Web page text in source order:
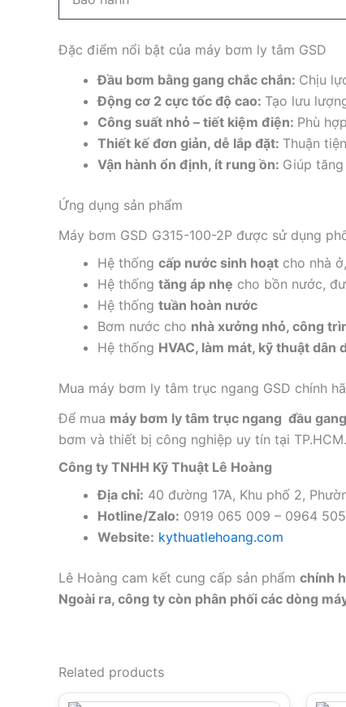
Đặc điểm nổi bật của máy bơm ly tâm GSD
Đầu bơm bằng gang chắc chắn: Chịu
Động cơ 2 cực tốc độ cao: Tạo lưu
Công suất nhỏ – tiết kiệm điện: Phù
Thiết kế đơn giản, dễ lắp đặt: Thuận
Vận hành ổn định, ít rung ồn: Giúp
Ứng dụng sản phẩm
Máy bơm GSD G315-100-2P được sử dụng
Hệ thống cấp nước sinh hoạt cho nhà
Hệ thống tăng áp nhẹ cho bồn nước,
Hệ thống tuần hoàn nước
Bơm nước cho nhà xưởng nhỏ, công
Hệ thống HVAC, làm mát, kỹ thuật dân
Mua máy bơm ly tâm trục ngang GSD chính
Để mua máy bơm ly tâm trục ngang đầu
bơm và thiết bị công nghiệp uy tín tại TP.HCM.
Công ty TNHH Kỹ Thuật Lê Hoàng
Địa chỉ: 40 đường 17A, Khu phố 2,
Hotline/Zalo: 0919 065 009 – 0964
Website: kythuatlehoang.com
Lê Hoàng cam kết cung cấp sản phẩm chính
Ngoài ra, công ty còn phân phối các dòng
Related products